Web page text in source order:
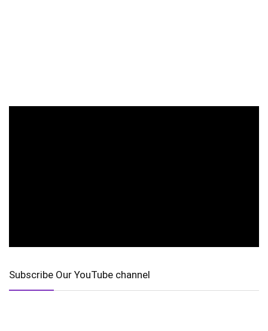
Subscribe Our YouTube channel